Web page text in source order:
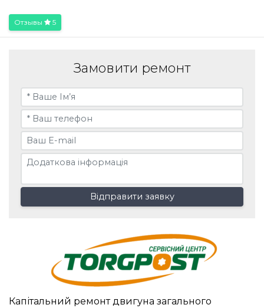
Отзывы 5
Капітальний ремонт двигуна загального
Замовити ремонт
Відправити заявку